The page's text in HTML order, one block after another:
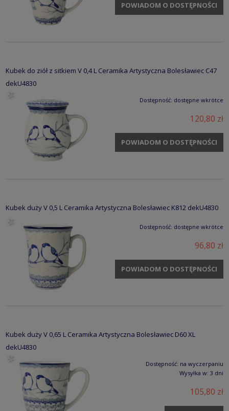
POWIADOM O DOSTĘPNOŚCI
Kubek do ziół z sitkiem V 0,4 L Ceramika Artystyczna Bolesławiec C47
dekU4830
Dostępność: dostępne wkrótce
120,80 zł
POWIADOM O DOSTĘPNOŚCI
Kubek duży V 0,5 L Ceramika Artystyczna Bolesławiec K812 dekU4830
Dostępność: dostępne wkrótce
96,80 zł
POWIADOM O DOSTĘPNOŚCI
Kubek duży V 0,65 L Ceramika Artystyczna Bolesławiec D60 XL
dekU4830
Dostępność: na wyczerpaniu
Wysyłka w: 3 dni
105,80 zł